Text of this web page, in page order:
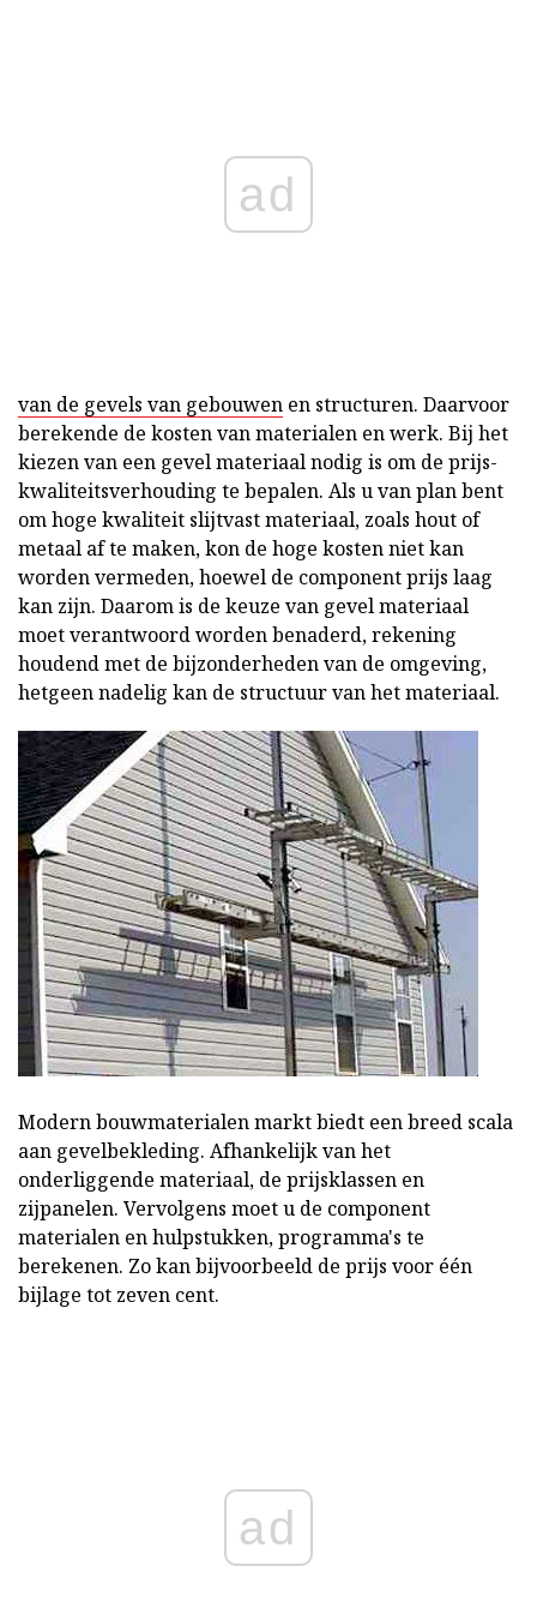
ad
van de gevels van gebouwen en structuren. Daarvoor
berekende de kosten van materialen en werk. Bij het
kiezen van een gevel materiaal nodig is om de prijs-
kwaliteitsverhouding te bepalen. Als u van plan bent
om hoge kwaliteit slijtvast materiaal, zoals hout of
metaal af te maken, kon de hoge kosten niet kan
worden vermeden, hoewel de component prijs laag
kan zijn. Daarom is de keuze van gevel materiaal
moet verantwoord worden benaderd, rekening
houdend met de bijzonderheden van de omgeving,
hetgeen nadelig kan de structuur van het materiaal.
Modern bouwmaterialen markt biedt een breed scala
aan gevelbekleding. Afhankelijk van het
onderliggende materiaal, de prijsklassen en
zijpanelen. Vervolgens moet u de component
materialen en hulpstukken, programma's te
berekenen. Zo kan bijvoorbeeld de prijs voor één
bijlage tot zeven cent.
ad